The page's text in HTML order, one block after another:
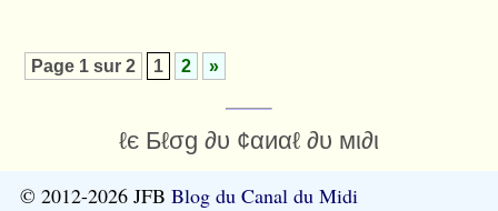
Page 1 sur 2 1 2 »
ℓє Бℓσg ∂υ ¢αиαℓ ∂υ мι∂ι
© 2012-2026 JFB Blog du Canal du Midi